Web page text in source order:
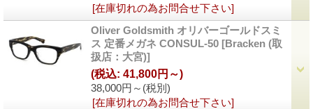
[在庫切れの為お問合せ下さい]
Oliver Goldsmith オリバーゴールドスミ
ス 定番メガネ CONSUL-50 [Bracken (取
扱店：大宮)]
38,000円～ (税別)
(税込: 41,800円～)
[在庫切れの為お問合せ下さい]